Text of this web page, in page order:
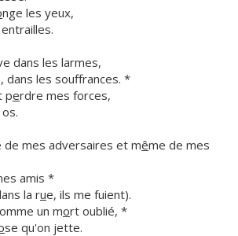
nge les yeux,
dans les larmes,
dans les souffrances. *
perdre mes forces,
de mes adversaires et même de mes
amis *
la rue, ils me fuient).
un mort oublié, *
se qu'on jette.